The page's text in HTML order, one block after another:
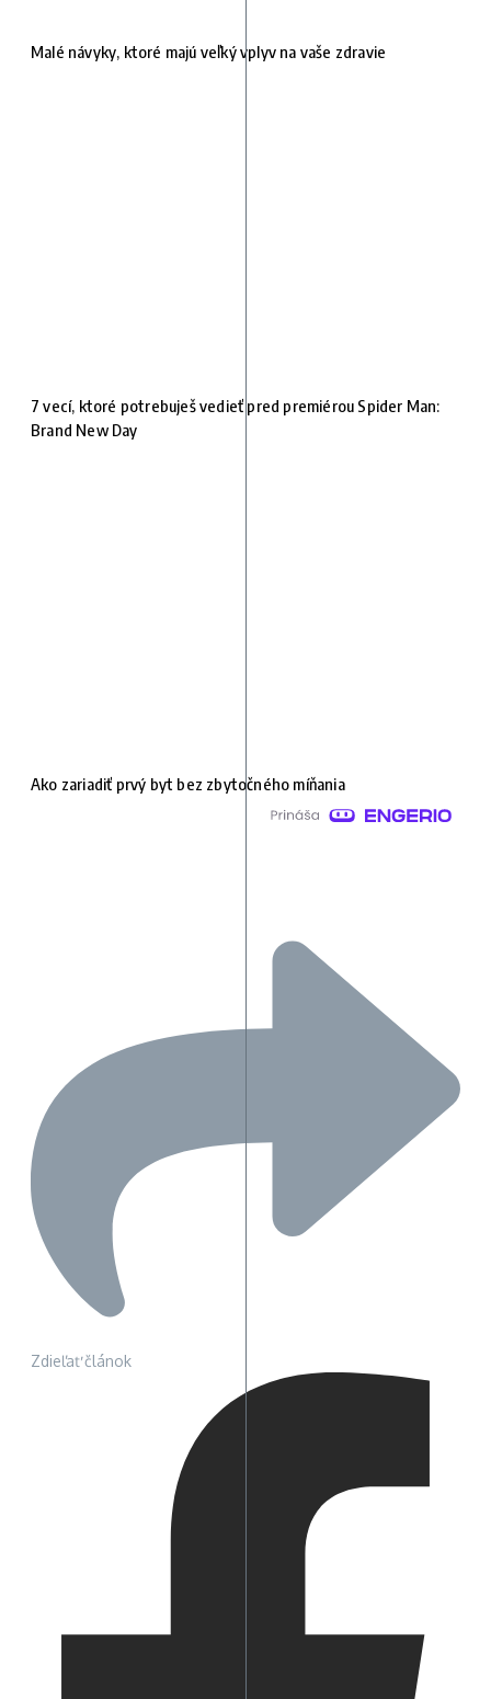
Malé návyky, ktoré majú veľký vplyv na vaše zdravie
7 vecí, ktoré potrebuješ vedieť pred premiérou Spider Man:
Brand New Day
Ako zariadiť prvý byt bez zbytočného míňania
Zdieľať článok